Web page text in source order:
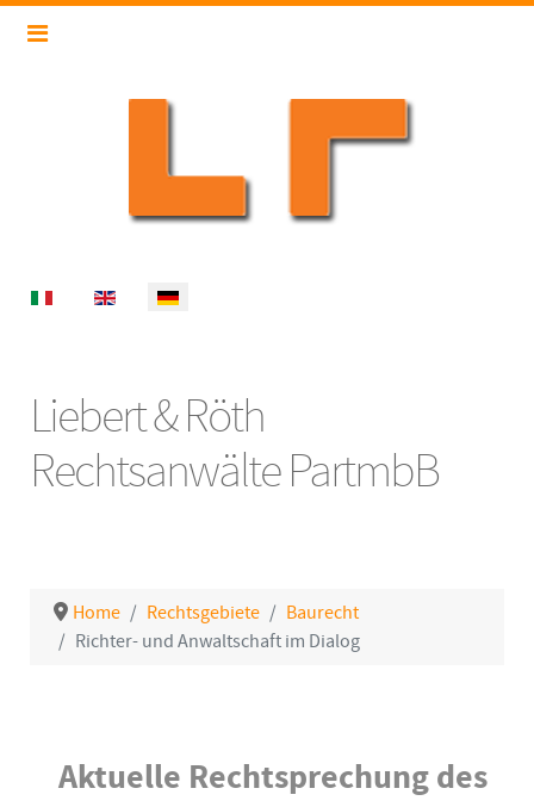
Select your language
Liebert & Röth
Rechtsanwälte PartmbB
Home Rechtsgebiete
Baurecht
Richter- und Anwaltschaft im Dialog
Details
Aktuelle Rechtsprechung des